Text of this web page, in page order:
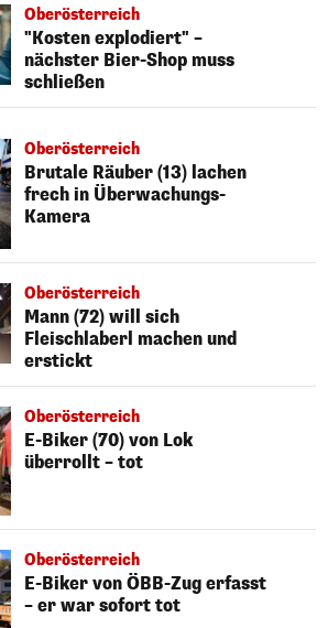
Oberösterreich
"Kosten explodiert" –
nächster Bier-Shop muss
schließen
Oberösterreich
Brutale Räuber (13) lachen
frech in Überwachungs-
Kamera
Oberösterreich
Mann (72) will sich
Fleischlaberl machen und
erstickt
Oberösterreich
E-Biker (70) von Lok
überrollt – tot
Oberösterreich
E-Biker von ÖBB-Zug erfasst
– er war sofort tot